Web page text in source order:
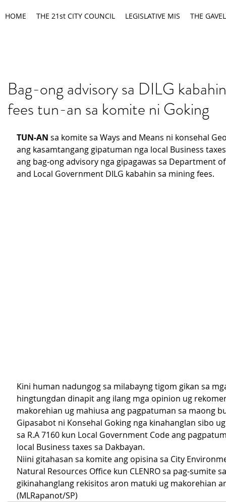
HOME THE 21st CITY COUNCIL LEGISLATIVE MIS THE GAVEL
Bag-ong advisory sa DILG
fees tun-an sa komite ni Goking
TUN-AN sa komite sa Ways and Means ni konsehal
ang kasamtangang gipatuman nga local Business
ang bag-ong advisory nga gipagawas sa Department
and Local Government DILG kabahin sa mining fees.
Kini human nadungog sa milabayng tigom gikan sa
hingtungdan dinapit ang ilang mga opinion ug
makorehian ug mahiusa ang pagpatuman sa maong
Gipasabot ni Konsehal Goking nga kinahanglan sibo
sa R.A 7160 kun Local Government Code ang
local Business taxes sa Dakbayan.
Niini gitahasan sa komite ang opisina sa City
Natural Resources Office kun CLENRO sa pag-sumite
gikinahanglang rekisitos aron matuki ug makorehian
(MLRapanot/SP)